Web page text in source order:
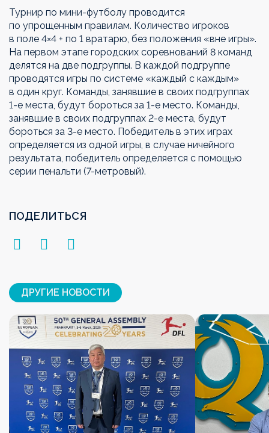
Турнир по мини-футболу проводится
по упрощенным правилам. Количество игроков
в поле 4×4 + по 1 вратарю, без положения «вне игры».
На первом этапе городских соревнований 8 команд
делятся на две подгруппы. В каждой подгруппе
проводятся игры по системе «каждый с каждым»
в один круг. Команды, занявшие в своих подгруппах
1-е места, будут бороться за 1-е место. Команды,
занявшие в своих подгруппах 2-е места, будут
бороться за 3-е место. Победитель в этих играх
определяется из одной игры, в случае ничейного
результата, победитель определяется с помощью
серии пенальти (7-метровый).
ПОДЕЛИТЬСЯ
ДРУГИЕ НОВОСТИ